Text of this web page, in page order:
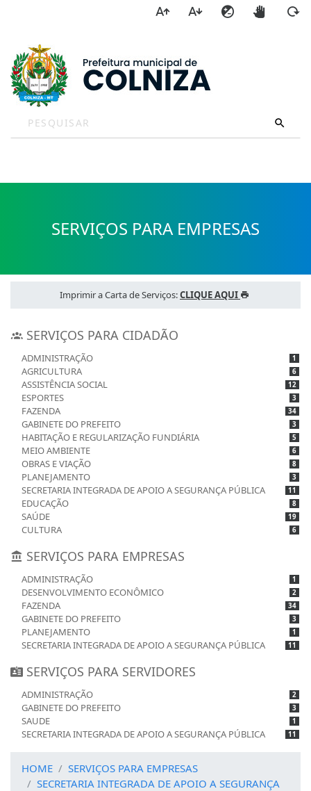
a
SERVIÇOS PARA EMPRESAS
Imprimir a Carta de Serviços:CLIQUE AQUI
SERVIÇOS PARA CIDADÃO
ADMINISTRAÇÃO 1
AGRICULTURA 6
ASSISTÊNCIA SOCIAL 12
ESPORTES 3
FAZENDA 34
GABINETE DO PREFEITO 3
HABITAÇÃO E REGULARIZAÇÃO FUNDIÁRIA 5
MEIO AMBIENTE 6
OBRAS E VIAÇÃO 8
PLANEJAMENTO 3
SECRETARIA INTEGRADA DE APOIO A SEGURANÇA PÚBLICA 11
EDUCAÇÃO 8
SAÚDE 19
CULTURA 6
SERVIÇOS PARA EMPRESAS
ADMINISTRAÇÃO 1
DESENVOLVIMENTO ECONÔMICO 2
FAZENDA 34
GABINETE DO PREFEITO 3
PLANEJAMENTO 1
SECRETARIA INTEGRADA DE APOIO A SEGURANÇA PÚBLICA 11
SERVIÇOS PARA SERVIDORES
ADMINISTRAÇÃO 2
GABINETE DO PREFEITO 3
SAUDE 1
SECRETARIA INTEGRADA DE APOIO A SEGURANÇA PÚBLICA 11
HOME
SERVIÇOS PARA EMPRESAS
SECRETARIA INTEGRADA DE APOIO A SEGURANÇA